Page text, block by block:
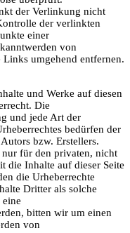
der Verlinkung nicht
der verlinkten
einer
von
umgehend entfernen.
und Werke auf diesen
Die
und jede Art der
bedürfen der
bzw. Erstellers.
für den privaten, nicht
die Inhalte auf dieser Seite
die Urheberrechte
Dritter als solche
bitten wir um einen
von